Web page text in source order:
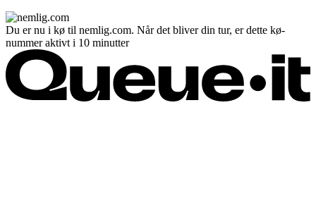
Du er nu i kø til nemlig.com. Når det bliver din tur, er dette kø-
nummer aktivt i 10 minutter